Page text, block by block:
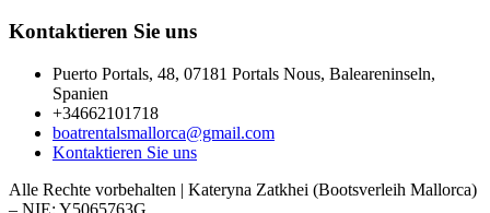
Kontaktieren Sie uns
Puerto Portals, 48, 07181 Portals Nous, Baleareninseln,
Spanien
+34662101718
boatrentalsmallorca@gmail.com
Kontaktieren Sie uns
Alle Rechte vorbehalten | Kateryna Zatkhei (Bootsverleih Mallorca)